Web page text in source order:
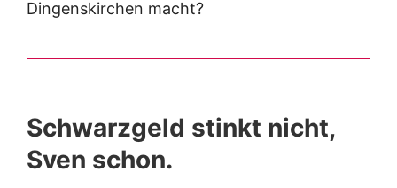
Dingenskirchen macht?
Schwarzgeld stinkt nicht,
Sven schon.